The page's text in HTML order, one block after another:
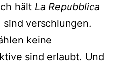
hält La Repubblica
sind verschlungen.
keine
sind erlaubt. Und